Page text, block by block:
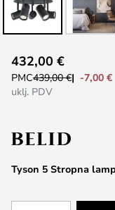
to
the
beginning
the
gallery
Tyson 5 Stropna
432,00 €
PMC439,00 €
-7,00 €
uklj. PDV